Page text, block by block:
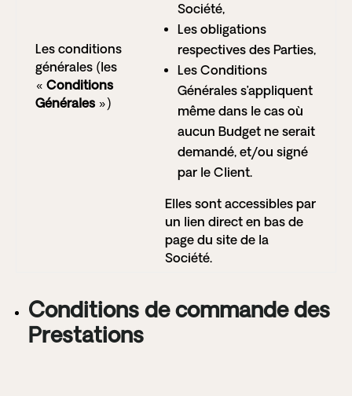
Les conditions
générales (les
« Conditions
Générales »)
Société,
Les obligations
respectives des Parties,
Les Conditions
Générales s’appliquent
même dans le cas où
aucun Budget ne serait
demandé, et/ou signé
par le Client.
Elles sont accessibles par
un lien direct en bas de
page du site de la
Société.
Conditions de commande des
Prestations